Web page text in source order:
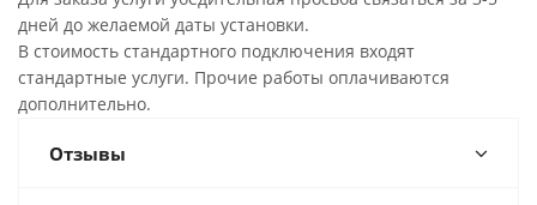
дней до желаемой даты установки.
В стоимость стандартного подключения входят
стандартные услуги. Прочие работы оплачиваются
дополнительно.
Отзывы